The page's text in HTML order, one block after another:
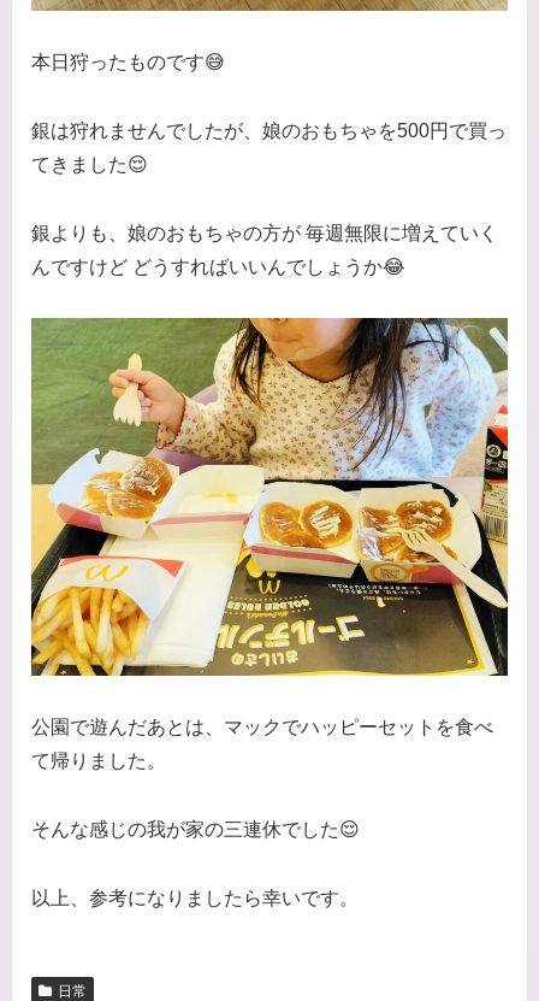
本日狩ったものです😅
銀は狩れませんでしたが、娘のおもちゃを500円で買っ
てきました😌
銀よりも、娘のおもちゃの方が 毎週無限に増えていく
んですけど どうすればいいんでしょうか😂
公園で遊んだあとは、マックでハッピーセットを食べ
て帰りました。
そんな感じの我が家の三連休でした😌
以上、参考になりましたら幸いです。
日常